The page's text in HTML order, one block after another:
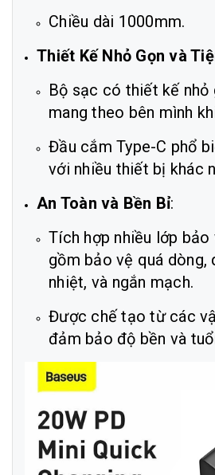
Chiều dài 1000mm.
Thiết Kế Nhỏ Gọn và
Bộ sạc có thiết kế nhỏ
mang theo bên mình
Đầu cắm Type-C phổ
với nhiều thiết bị khác
An Toàn và Bền Bỉ:
Tích hợp nhiều lớp bảo
gồm bảo vệ quá dòng,
nhiệt, và ngắn mạch.
Được chế tạo từ các
đảm bảo độ bền và